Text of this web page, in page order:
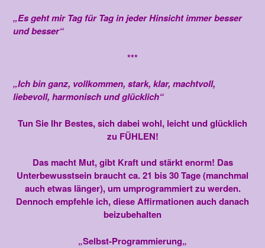
„Es geht mir Tag für Tag in jeder Hinsicht immer besser
und besser“
***
„Ich bin ganz, vollkommen, stark, klar, machtvoll,
liebevoll, harmonisch und glücklich“
Tun Sie Ihr Bestes, sich dabei wohl, leicht und glücklich
zu FÜHLEN!
Das macht Mut, gibt Kraft und stärkt enorm! Das
Unterbewusstsein braucht ca. 21 bis 30 Tage (manchmal
auch etwas länger), um umprogrammiert zu werden.
Dennoch empfehle ich, diese Affirmationen auch danach
beizubehalten
„Selbst-Programmierung„